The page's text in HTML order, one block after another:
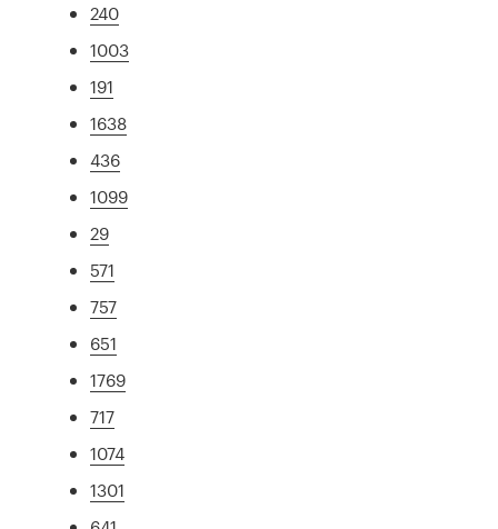
240
1003
191
1638
436
1099
29
571
757
651
1769
717
1074
1301